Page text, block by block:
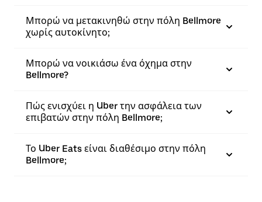
Μπορώ να μετακινηθώ στην πόλη Bellmore
χωρίς αυτοκίνητο;
Μπορώ να νοικιάσω ένα όχημα στην
Bellmore?
Πώς ενισχύει η Uber την ασφάλεια των
επιβατών στην πόλη Bellmore;
Το Uber Eats είναι διαθέσιμο στην πόλη
Bellmore;